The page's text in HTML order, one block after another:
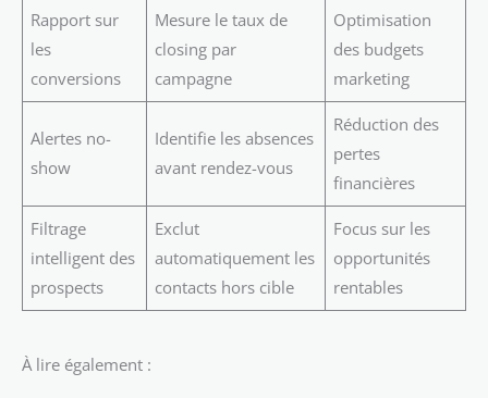
Rapport sur
les
conversions
Mesure le taux de
closing par
campagne
Optimisation
des budgets
marketing
Alertes no-
show
Identifie les absences
avant rendez-vous
Réduction des
pertes
financières
Filtrage
intelligent des
prospects
Exclut
automatiquement les
contacts hors cible
Focus sur les
opportunités
rentables
À lire également :